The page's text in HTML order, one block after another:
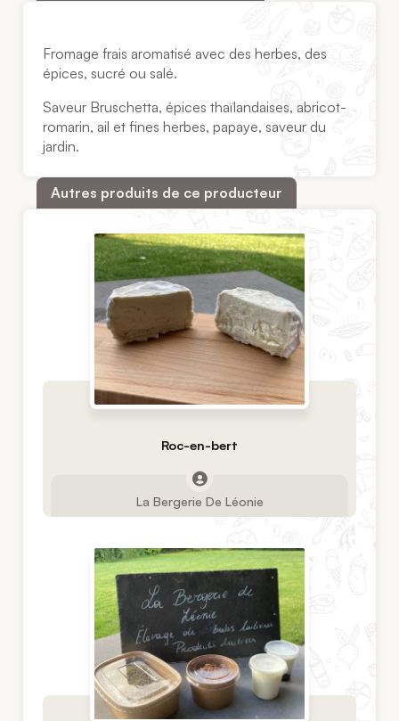
Fromage frais aromatisé avec des herbes, des
épices, sucré ou salé.
Saveur Bruschetta, épices thaïlandaises, abricot-
romarin, ail et fines herbes, papaye, saveur du
jardin.
Autres produits de ce producteur
Roc-en-bert
La Bergerie De Léonie